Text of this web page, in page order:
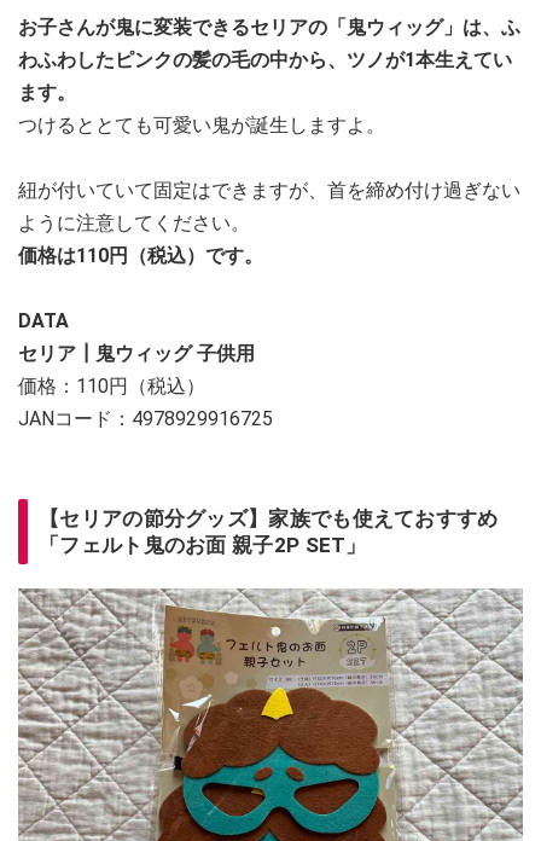
お子さんが鬼に変装できるセリアの「鬼ウィッグ」は、ふ
わふわしたピンクの髪の毛の中から、ツノが1本生えてい
ます。
つけるととても可愛い鬼が誕生しますよ。
紐が付いていて固定はできますが、首を締め付け過ぎない
ように注意してください。
価格は110円（税込）です。
DATA
セリア┃鬼ウィッグ 子供用
価格：110円（税込）
JANコード：4978929916725
【セリアの節分グッズ】家族でも使えておすすめ
「フェルト鬼のお面 親子2P SET」